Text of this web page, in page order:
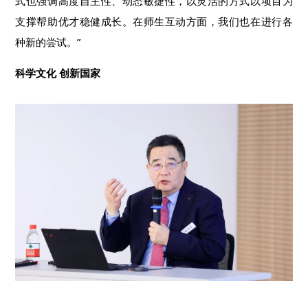
支撑帮助优才稳健成长。在师生互动方面，我们也在进行各
种新的尝试。”
科学文化 创新国家